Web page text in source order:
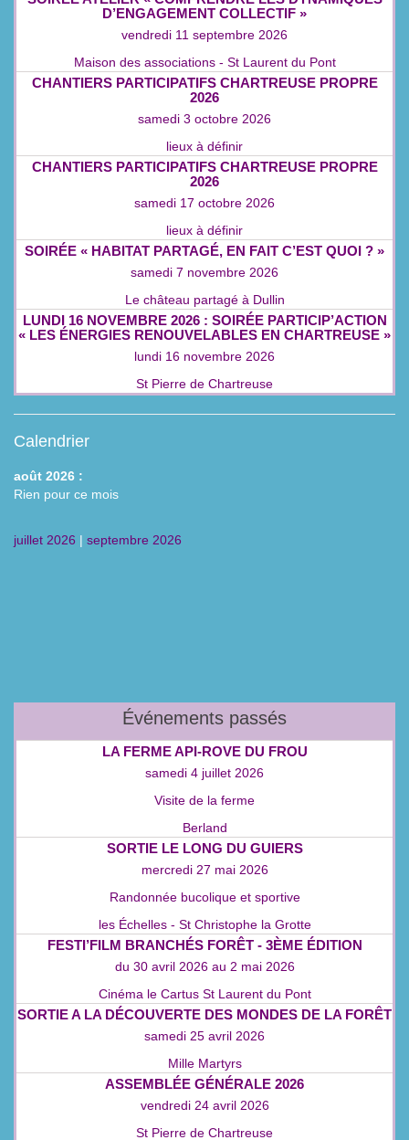
D’ENGAGEMENT COLLECTIF »
vendredi 11 septembre 2026
Maison des associations - St Laurent du Pont
CHANTIERS PARTICIPATIFS CHARTREUSE PROPRE
2026
samedi 3 octobre 2026
lieux à définir
CHANTIERS PARTICIPATIFS CHARTREUSE PROPRE
2026
samedi 17 octobre 2026
lieux à définir
SOIRÉE « HABITAT PARTAGÉ, EN FAIT C’EST QUOI ? »
samedi 7 novembre 2026
Le château partagé à Dullin
LUNDI 16 NOVEMBRE 2026 : SOIRÉE PARTICIP’ACTION
« LES ÉNERGIES RENOUVELABLES EN CHARTREUSE »
lundi 16 novembre 2026
St Pierre de Chartreuse
Calendrier
août 2026 :
Rien pour ce mois
juillet 2026 | septembre 2026
Événements passés
LA FERME API‑ROVE DU FROU
samedi 4 juillet 2026
Visite de la ferme
Berland
SORTIE LE LONG DU GUIERS
mercredi 27 mai 2026
Randonnée bucolique et sportive
les Échelles - St Christophe la Grotte
FESTI’FILM BRANCHÉS FORÊT - 3ÈME ÉDITION
du 30 avril 2026 au 2 mai 2026
Cinéma le Cartus St Laurent du Pont
SORTIE A LA DÉCOUVERTE DES MONDES DE LA FORÊT
samedi 25 avril 2026
Mille Martyrs
ASSEMBLÉE GÉNÉRALE 2026
vendredi 24 avril 2026
St Pierre de Chartreuse